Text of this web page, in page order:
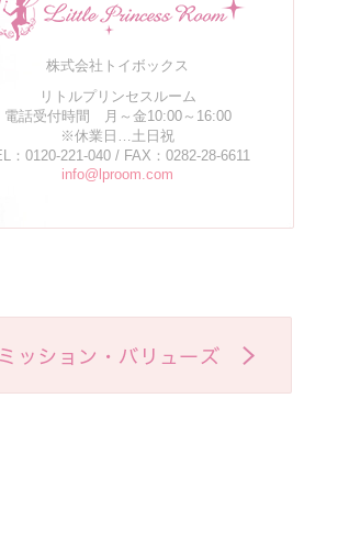
株式会社トイボックス
リトルプリンセスルーム
電話受付時間 月～金10:00～16:00
※休業日…土日祝
：0120-221-040 / FAX：0282-28-6611
info@lproom.com